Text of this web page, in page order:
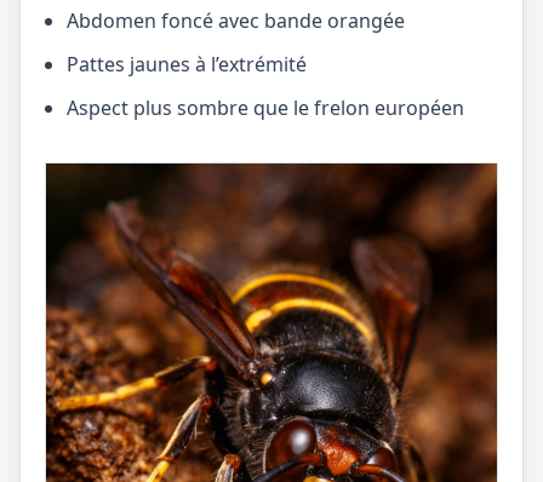
Abdomen foncé avec bande orangée
Pattes jaunes à l’extrémité
Aspect plus sombre que le frelon européen